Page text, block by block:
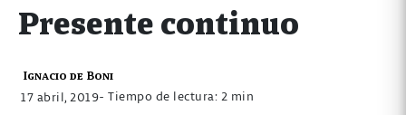
Presente continuo
Ignacio de Boni
17 abril, 2019- Tiempo de lectura: 2 min